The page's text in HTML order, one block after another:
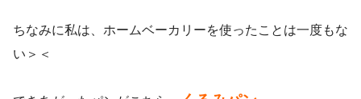
ちなみに私は、ホームベーカリーを使ったことは一度もな
い＞＜